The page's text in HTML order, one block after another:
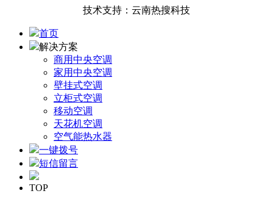
技术支持：云南热搜科技
首页
解决方案
商用中央空调
家用中央空调
壁挂式空调
立柜式空调
移动空调
天花机空调
空气能热水器
一键拨号
短信留言
TOP